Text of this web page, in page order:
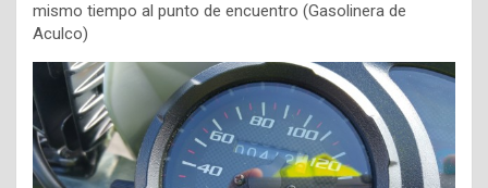
mismo tiempo al punto de encuentro (Gasolinera de
Aculco)